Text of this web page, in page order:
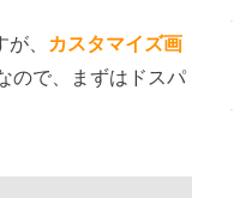
、
カスタマイズ画
ので、まずはドスパ